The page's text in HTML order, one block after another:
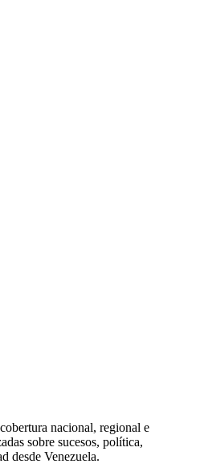
nacional, regional e
sobre sucesos, política,
desde Venezuela.